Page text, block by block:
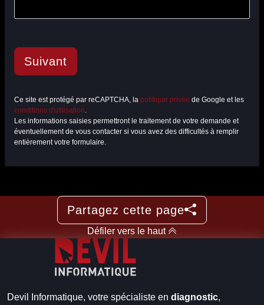
Suivant
Ce site est protégé par reCAPTCHA, la politique privée de Google et les
conditions d'utilisation.
Les informations saisies permettront le traitement de votre demande et
éventuellement de vous contacter si vous avez des difficultés à remplir
entièrement votre formulaire.
Partagez cette page
Défiler vers le haut
Devil Informatique, votre spécialiste en diagnostic,